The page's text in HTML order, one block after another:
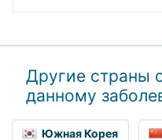
Другие страны
данному
Южная Корея